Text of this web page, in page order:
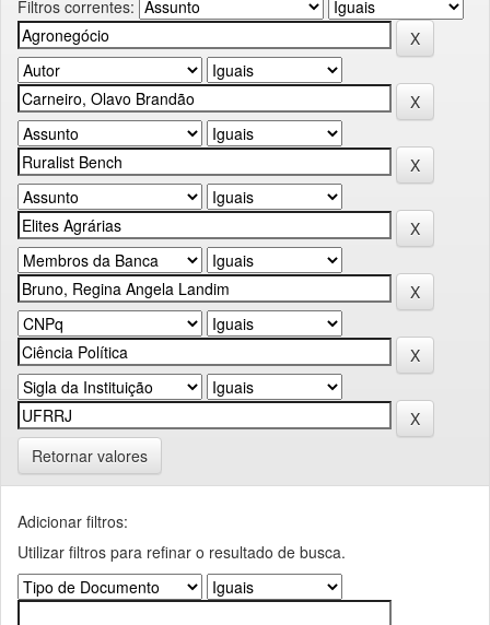
Filtros correntes:
Retornar valores
Adicionar filtros:
Utilizar filtros para refinar o resultado de busca.